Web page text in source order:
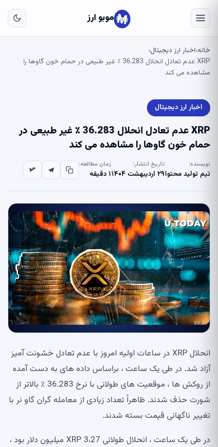
موبو ارز
خانه›اخبار ارز دیجیتال›
XRP عدم تعادل انحلال 36.283 ٪ غیر طبیعی در حمام خون گاوها را
مشاهده می کند
اخبار ارز دیجیتال
XRP عدم تعادل انحلال 36.283 ٪ غیر طبیعی در
حمام خون گاوها را مشاهده می کند
نویسنده:
تیم تولید محتوا
تاریخ انتشار:
۲۹ اردیبهشت ۱۴۰۴
زمان مطالعه:
۱ دقیقه
انحلال XRP در ساعات اولیه امروز با عدم تعادل خشونت آمیز
آزاد شد. در طی یک ساعت ، براساس داده های به دست آمده
از روکش ها ، موقعیت های طولانی با نرخ 36.283 ٪ بالاتر از
شورت حذف شدند. ظاهراً تعداد زیادی از معامله گران گاو نر با
تغییر ناگهانی قیمت بسته شدند.
در طی یک ساعت ، انحلال طولانی XRP 3،27 میلیون دلار بود ،